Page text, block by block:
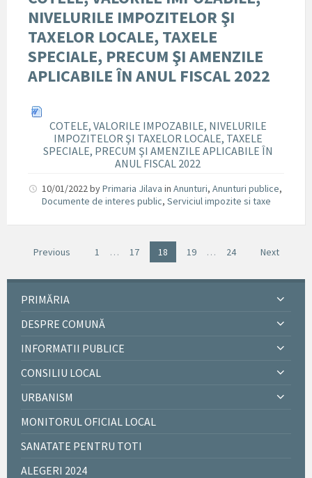
NIVELURILE IMPOZITELOR ŞI
TAXELOR LOCALE, TAXELE
SPECIALE, PRECUM ŞI AMENZILE
APLICABILE ÎN ANUL FISCAL 2022
COTELE, VALORILE IMPOZABILE, NIVELURILE
IMPOZITELOR ŞI TAXELOR LOCALE, TAXELE
SPECIALE, PRECUM ŞI AMENZILE APLICABILE ÎN
ANUL FISCAL 2022
10/01/2022byPrimaria Jilava in Anunturi, Anunturi publice,
Documente de interes public, Serviciul impozite si taxe
Previous 1 … 17 18 19 … 24 Next
PRIMĂRIA
DESPRE COMUNĂ
INFORMATII PUBLICE
CONSILIU LOCAL
URBANISM
MONITORUL OFICIAL LOCAL
SANATATE PENTRU TOTI
ALEGERI 2024